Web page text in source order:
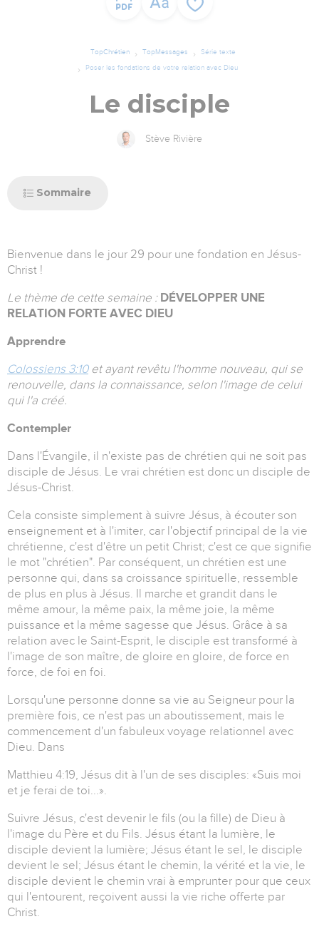
TopChrétien TopMessages
Série texte
Poser les fondations de votre relation avec Dieu
Le disciple
Stève Rivière
Sommaire
Bienvenue dans le jour 29 pour une fondation en Jésus-
Christ !
Le thème de cette semaine : DÉVELOPPER UNE
RELATION FORTE AVEC DIEU
Apprendre
Colossiens 3:10et ayant revêtu l'homme nouveau, qui se
renouvelle, dans la connaissance, selon l'image de celui
qui l'a créé.
Contempler
Dans l'Évangile, il n'existe pas de chrétien qui ne soit pas
disciple de Jésus. Le vrai chrétien est donc un disciple de
Jésus-Christ.
Cela consiste simplement à suivre Jésus, à écouter son
enseignement et à l'imiter, car l'objectif principal de la vie
chrétienne, c'est d'être un petit Christ; c'est ce que signifie
le mot "chrétien". Par conséquent, un chrétien est une
personne qui, dans sa croissance spirituelle, ressemble
de plus en plus à Jésus. Il marche et grandit dans le
même amour, la même paix, la même joie, la même
puissance et la même sagesse que Jésus. Grâce à sa
relation avec le Saint-Esprit, le disciple est transformé à
l'image de son maître, de gloire en gloire, de force en
force, de foi en foi.
Lorsqu'une personne donne sa vie au Seigneur pour la
première fois, ce n'est pas un aboutissement, mais le
commencement d'un fabuleux voyage relationnel avec
Dieu. Dans
Matthieu 4:19, Jésus dit à l'un de ses disciples: «Suis moi
et je ferai de toi...».
Suivre Jésus, c'est devenir le fils (ou la fille) de Dieu à
l'image du Père et du Fils. Jésus étant la lumière, le
disciple devient la lumière; Jésus étant le sel, le disciple
devient le sel; Jésus étant le chemin, la vérité et la vie, le
disciple devient le chemin vrai à emprunter pour que ceux
qui l'entourent, reçoivent aussi la vie riche offerte par
Christ.